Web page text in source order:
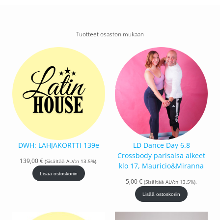
Tuotteet osaston mukaan
DWH: LAHJAKORTTI 139e
139,00€ (Sisältää ALV:n 13.5%).
Lisää ostoskoriin
LD Dance Day 6.8
Crossbody parisalsa alkeet
klo 17, Mauricio&Miranna
5,00€ (Sisältää ALV:n 13.5%).
Lisää ostoskoriin